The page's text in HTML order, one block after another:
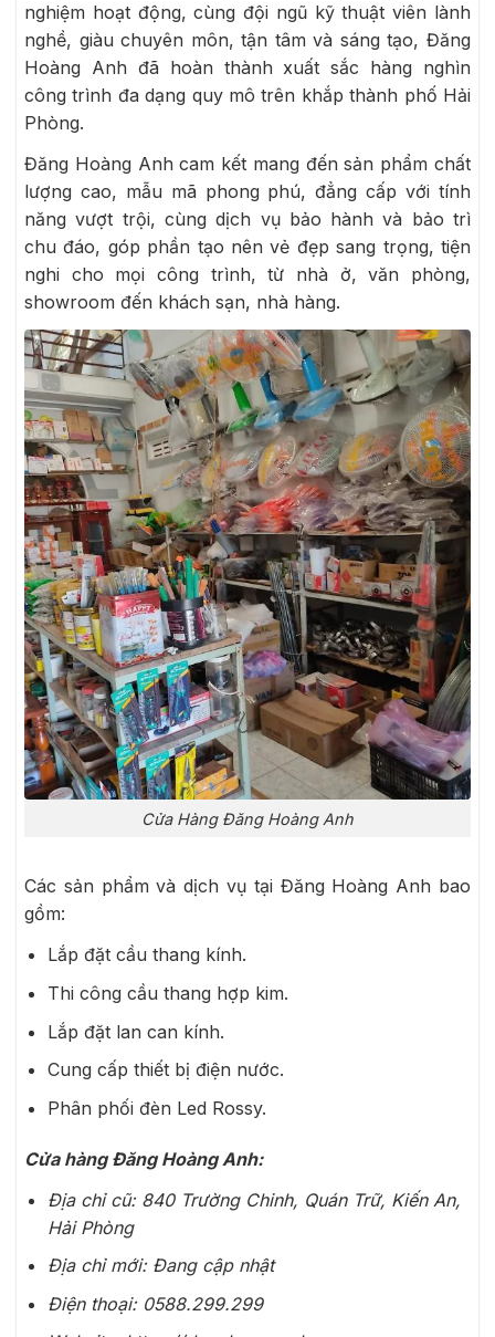
nghiệm hoạt động, cùng đội ngũ kỹ thuật viên lành
nghề, giàu chuyên môn, tận tâm và sáng tạo, Đăng
Hoàng Anh đã hoàn thành xuất sắc hàng nghìn
công trình đa dạng quy mô trên khắp thành phố Hải
Phòng.
Đăng Hoàng Anh cam kết mang đến sản phẩm chất
lượng cao, mẫu mã phong phú, đẳng cấp với tính
năng vượt trội, cùng dịch vụ bảo hành và bảo trì
chu đáo, góp phần tạo nên vẻ đẹp sang trọng, tiện
nghi cho mọi công trình, từ nhà ở, văn phòng,
showroom đến khách sạn, nhà hàng.
Cửa Hàng Đăng Hoàng Anh
Các sản phẩm và dịch vụ tại Đăng Hoàng Anh bao
gồm:
Lắp đặt cầu thang kính.
Thi công cầu thang hợp kim.
Lắp đặt lan can kính.
Cung cấp thiết bị điện nước.
Phân phối đèn Led Rossy.
Cửa hàng Đăng Hoàng Anh:
Địa chỉ cũ: 840 Trường Chinh, Quán Trữ, Kiến An,
Hải Phòng
Địa chỉ mới: Đang cập nhật
Điện thoại: 0588.299.299